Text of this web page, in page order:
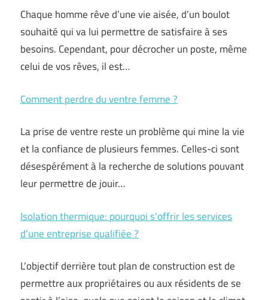
Chaque homme rêve d’une vie aisée, d’un boulot
souhaité qui va lui permettre de satisfaire à ses
besoins. Cependant, pour décrocher un poste, même
celui de vos rêves, il est…
Comment perdre du ventre femme ?
La prise de ventre reste un problème qui mine la vie
et la confiance de plusieurs femmes. Celles-ci sont
désespérément à la recherche de solutions pouvant
leur permettre de jouir…
Isolation thermique: pourquoi s’offrir les services
d’une entreprise qualifiée ?
L’objectif derrière tout plan de construction est de
permettre aux propriétaires ou aux résidents de se